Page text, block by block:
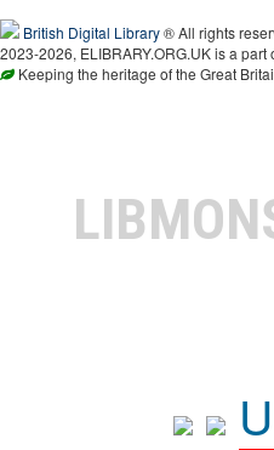
British Digital Library® All rights
2023-2026, ELIBRARY.ORG.UK is a
Keeping the heritage of the Great